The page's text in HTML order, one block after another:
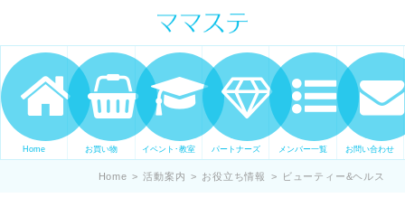
ママの才能発信します。 手づくり
表現ステージ ママステ スキル・セ
ンスを表現したいママが集まって
ます。
Home お買い物 イベント･教室 パートナーズ メンバー一覧 お問い合わせ
Home > 活動案内 > お役立ち情報 > ビューティー&ヘルス